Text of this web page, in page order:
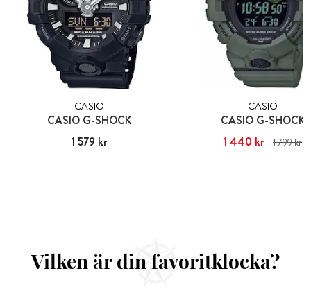
CASIO
CASIO G-SHOCK
Pris :1 579 kr
1 579 kr
CASIO
CASIO G-SHOCK
Nuvarande pris:1 440 kr
1 440 kr 1 799 kr
Vilken är din favoritklocka?